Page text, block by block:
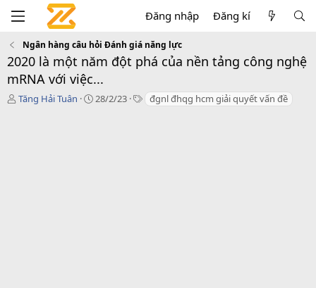
Đăng nhập Đăng kí
Ngân hàng câu hỏi Đánh giá năng lực
2020 là một năm đột phá của nền tảng công nghệ
mRNA với việc...
T
Tăng Hải Tuân
C
28/2/23
T đgnl đhqg hcm giải quyết vấn đề